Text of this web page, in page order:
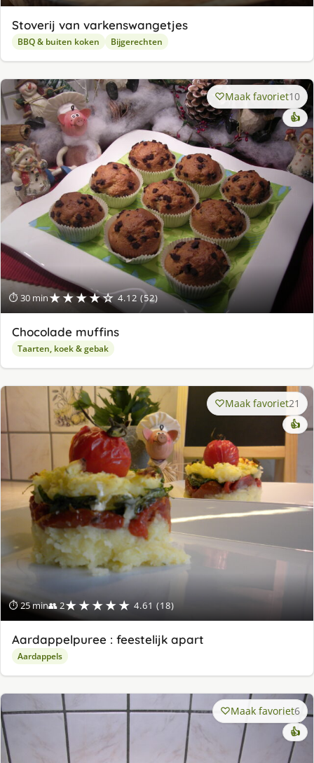
Stoverij van varkenswangetjes
BBQ & buiten koken Bijgerechten
⏱ 30 min★★★★☆ 4.12 (52)
Maak favoriet10
👍
Chocolade muffins
Taarten, koek & gebak
⏱ 25 min👥 2★★★★★ 4.61 (18)
Maak favoriet21
👍
Aardappelpuree : feestelijk apart
Aardappels
Maak favoriet6
👍